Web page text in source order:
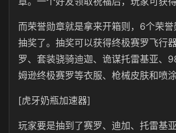
而荣誉勋章就是拿来开箱则，6个荣
抽奖了。抽奖可以获得终极赛罗飞行
罗、套装骁骑迪迦、诡谋托雷基亚、
姆逊终极赛罗等衣服、枪械皮肤和喷涂
[虎牙奶瓶加速器]
玩家要是抽到了赛罗、迪加、托雷基